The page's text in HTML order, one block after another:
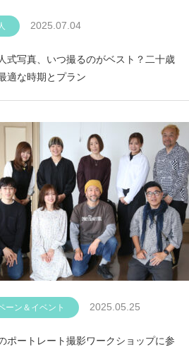
2025.07.04
式写真、いつ撮るのがベスト？二十歳
適な時期とプラン
ーン＆イベント 2025.05.25
ポートレート撮影ワークショップに参